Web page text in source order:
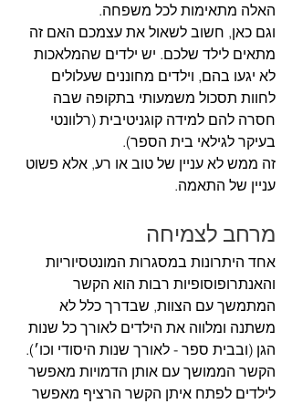
האלה מתאימות לכל משפחה.
וגם כאן, חשוב לשאול את עצמכם האם זה
מתאים לילד שלכם. יש ילדים שהמלאכות
לא יגעו בהם, וילדים מחוננים שעלולים
לחוות תסכול משמעותי בתקופה שבה
חסרה להם למידה קוגניטיבית (רלוונטי
בעיקר לגילאי בית הספר).
זה ממש לא עניין של טוב או רע, אלא פשוט
עניין של התאמה.
מרחב לצמיחה
אחד היתרונות במסגרות המונטסיוריות
והאנתרופוסופיות רבות הוא הקשר
המתמשך עם הצוות, שבדרך כלל לא
משתנה ומלווה את הילדים לאורך כל שנות
הגן (ובבית ספר - לאורך שנות היסודי וכו׳).
הקשר הממושך עם אותן הדמויות מאפשר
לילדים לפתח איתן הקשר הרציף מאפשר